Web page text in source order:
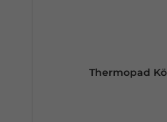
Thermopad